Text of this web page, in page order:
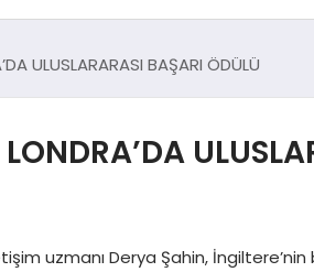
ULUSLARARASI BAŞARI ÖDÜLÜ
uzmanı Derya Şahin,